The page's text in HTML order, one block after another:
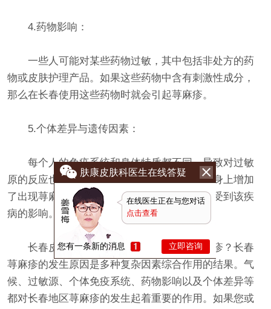
4.药物影响：
一些人可能对某些药物过敏，其中包括非处方的药
物或皮肤护理产品。如果这些药物中含有刺激性成分，
那么在长春使用这些药物时就会引起荨麻疹。
5.个体差异与遗传因素：
每个人的免疫系统和身体特质都不同，导致对过敏
原的反应也各有差异。遗传基因可能在某些人身上增加
了出现荨麻疹的风险，使其在长春地区更容易受到该疾
病的影响。
长春皮肤病专科医院：长春为什么有荨麻疹？长春
荨麻疹的发生原因是多种复杂因素综合作用的结果。气
候、过敏源、个体免疫系统、药物影响以及个体差异等
都对长春地区荨麻疹的发生起着重要的作用。如果您或
肤康皮肤科医生在线答疑
在线医生正在与您对话
点击查看
您有一条新的消息 立即咨询